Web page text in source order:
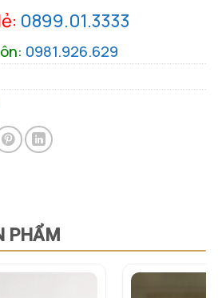
0899.01.3333
0981.926.629
PHẨM